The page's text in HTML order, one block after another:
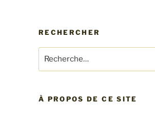
RECHERCHER
pour
À PROPOS DE CE SITE